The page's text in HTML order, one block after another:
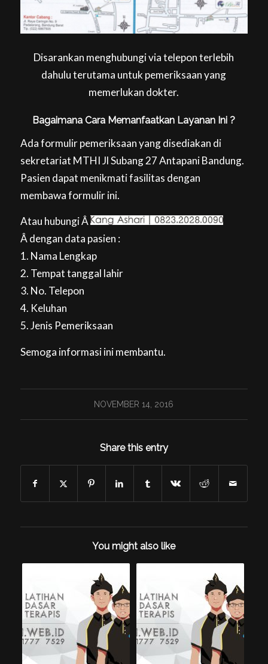
Disarankan menghubungi via telepon terlebih
dahulu terutama untuk pemeriksaan yang
memerlukan dokter.
Bagaimana Cara Memanfaatkan Layanan Ini ?
Ada formulir pemeriksaan yang disediakan di
sekretariat MTHI Jl Subang 27 Antapani Bandung.
Pasien dapat menikmati fasilitas dengan
membawa formulir ini.
Atau hubungi Â
Â dengan data pasien :
1. Nama Lengkap
2. Tempat tanggal lahir
3. No. Telepon
4. Keluhan
5. Jenis Pemeriksaan
Semoga informasi ini membantu.
NOVEMBER 14, 2016
Share this entry
You might also like